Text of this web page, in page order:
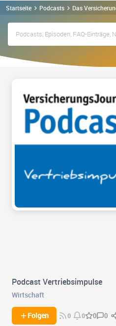
Startseite Podcasts Das
Podcast Vertriebsimpulse
Wirtschaft
Folgen 0 0 0 0